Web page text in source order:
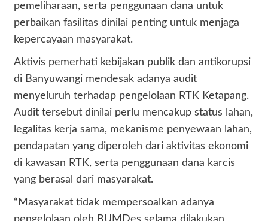
pemeliharaan, serta penggunaan dana untuk
perbaikan fasilitas dinilai penting untuk menjaga
kepercayaan masyarakat.
Aktivis pemerhati kebijakan publik dan antikorupsi
di Banyuwangi mendesak adanya audit
menyeluruh terhadap pengelolaan RTK Ketapang.
Audit tersebut dinilai perlu mencakup status lahan,
legalitas kerja sama, mekanisme penyewaan lahan,
pendapatan yang diperoleh dari aktivitas ekonomi
di kawasan RTK, serta penggunaan dana karcis
yang berasal dari masyarakat.
“Masyarakat tidak mempersoalkan adanya